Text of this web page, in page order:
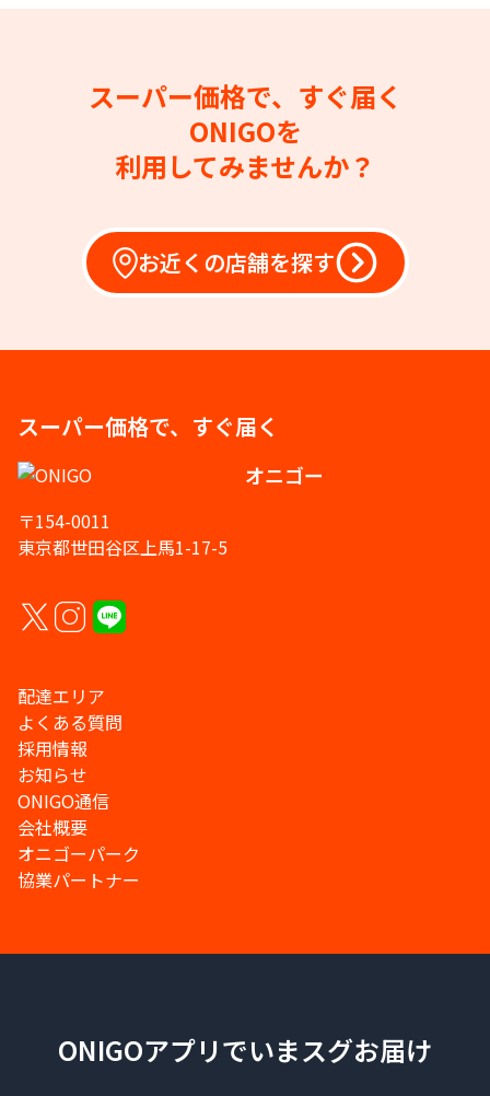
スーパー価格で、すぐ届く
ONIGOを
利用してみませんか？
お近くの店舗を探す
スーパー価格で、すぐ届く
オニゴー
〒154-0011
東京都世田谷区上馬1-17-5
配達エリア
よくある質問
採用情報
お知らせ
ONIGO通信
会社概要
オニゴーパーク
協業パートナー
ONIGOアプリでいまスグお届け